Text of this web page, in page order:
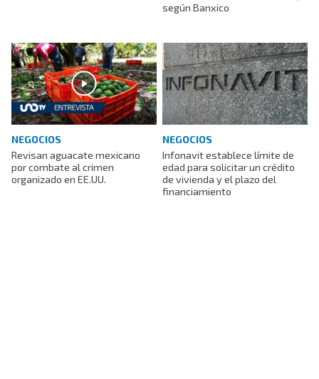
según Banxico
NEGOCIOS
Revisan aguacate mexicano
por combate al crimen
organizado en EE.UU.
NEGOCIOS
Infonavit establece límite de
edad para solicitar un crédito
de vivienda y el plazo del
financiamiento